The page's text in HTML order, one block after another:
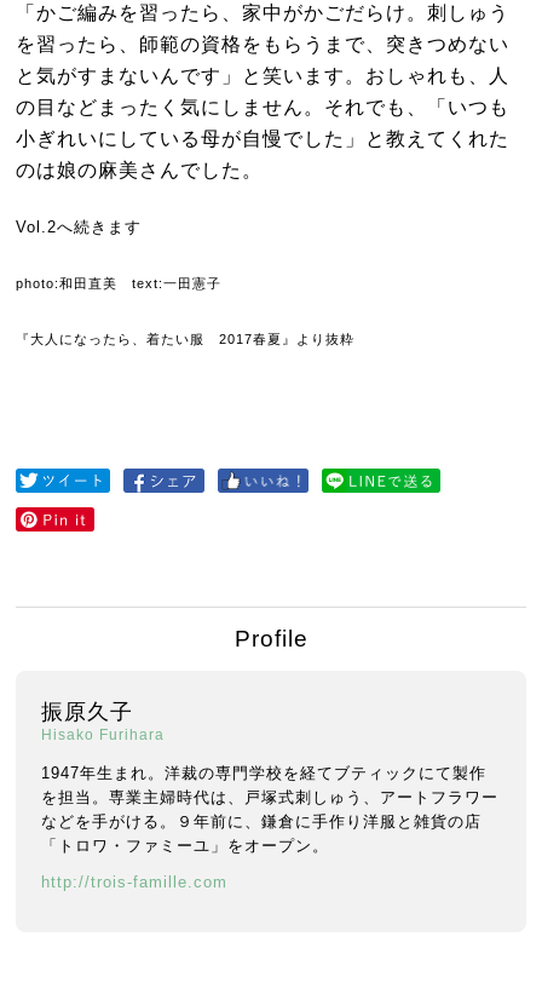
「かご編みを習ったら、家中がかごだらけ。刺しゅう
を習ったら、師範の資格をもらうまで、突きつめない
と気がすまないんです」と笑います。おしゃれも、人
の目などまったく気にしません。それでも、「いつも
小ぎれいにしている母が自慢でした」と教えてくれた
のは娘の麻美さんでした。
Vol.2へ続きます
photo:和田直美 text:一田憲子
『大人になったら、着たい服 2017春夏』より抜粋
Profile
振原久子
Hisako Furihara
1947年生まれ。洋裁の専門学校を経てブティックにて製作
を担当。専業主婦時代は、戸塚式刺しゅう、アートフラワー
などを手がける。９年前に、鎌倉に手作り洋服と雑貨の店
「トロワ・ファミーユ」をオープン。
http://trois-famille.com